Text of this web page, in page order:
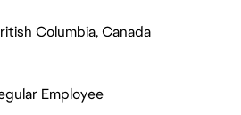
Columbia, Canada
Employee